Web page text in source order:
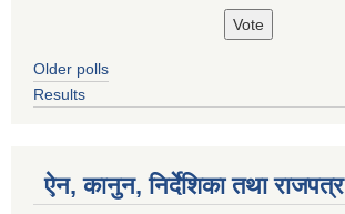
Older polls
Results
ऐन, कानुन, निर्देशिका तथा राजपत्र